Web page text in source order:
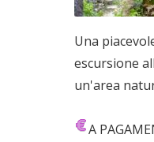
Una
escursione
un'area
A